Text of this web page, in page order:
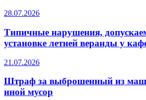
28.07.2026
Типичные нарушения,
установке летней веранды у
21.07.2026
Штраф за выброшенный из
иной мусор